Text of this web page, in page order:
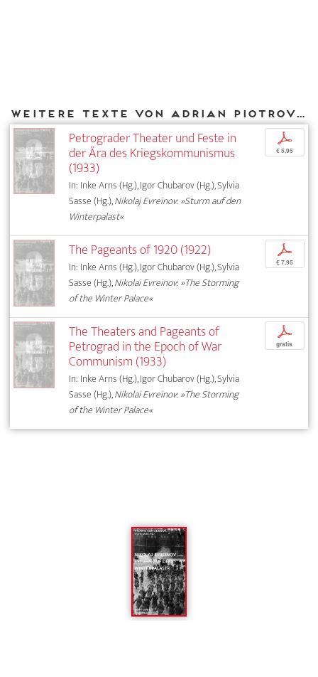
Weitere Texte von Adrian Piotrovski bei DIAPHANES
Petrograder Theater und Feste in
der Ära des Kriegskommunismus
(1933)
In: Inke Arns (Hg.), Igor Chubarov (Hg.), Sylvia
Sasse (Hg.),Nikolaj Evreinov: »Sturm auf den
Winterpalast«
p
€ 5,95
The Pageants of 1920 (1922)
In: Inke Arns (Hg.), Igor Chubarov (Hg.), Sylvia
Sasse (Hg.),Nikolai Evreinov: »The Storming
of the Winter Palace«
p
€ 7,95
The Theaters and Pageants of
Petrograd in the Epoch of War
Communism (1933)
In: Inke Arns (Hg.), Igor Chubarov (Hg.), Sylvia
Sasse (Hg.),Nikolai Evreinov: »The Storming
of the Winter Palace«
p
gratis